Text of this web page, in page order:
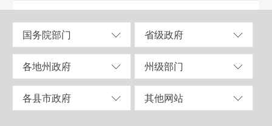
国务院部门 省级政府
各地州政府 州级部门
各县市政府 其他网站